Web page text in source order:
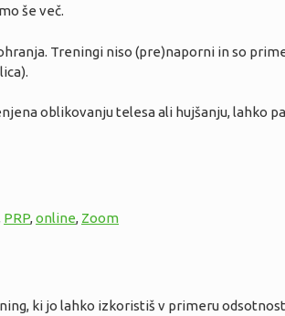
še več.
Treningi niso (pre)naporni in so
oblikovanju telesa ali hujšanju, lahko
PRP,online, Zoom
ki jo lahko izkoristiš v primeru